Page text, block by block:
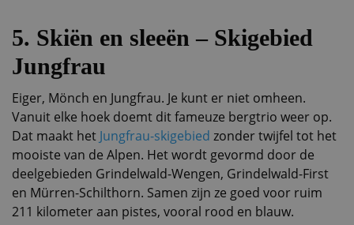
5. Skiën en sleeën – Skigebied
Jungfrau
Eiger, Mönch en Jungfrau. Je kunt er niet omheen.
Vanuit elke hoek doemt dit fameuze bergtrio weer op.
Dat maakt het Jungfrau-skigebied zonder twijfel tot het
mooiste van de Alpen. Het wordt gevormd door de
deelgebieden Grindelwald-Wengen, Grindelwald-First
en Mürren-Schilthorn. Samen zijn ze goed voor ruim
211 kilometer aan pistes, vooral rood en blauw.